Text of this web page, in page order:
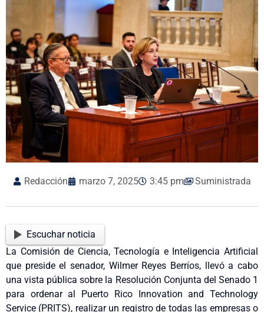
Redacción marzo 7, 2025 3:45 pm Suministrada
Escuchar noticia
La Comisión de Ciencia, Tecnología e Inteligencia Artificial
que preside el senador, Wilmer Reyes Berríos, llevó a cabo
una vista pública sobre la Resolución Conjunta del Senado 1
para ordenar al Puerto Rico Innovation and Technology
Service (PRITS), realizar un registro de todas las empresas o